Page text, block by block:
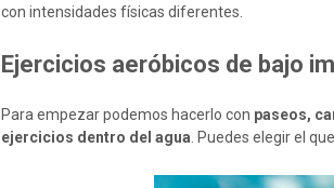
con intensidades físicas diferentes.
Ejercicios aeróbicos de bajo
Para empezar podemos hacerlo con paseos,
ejercicios dentro del agua . Puedes elegir el